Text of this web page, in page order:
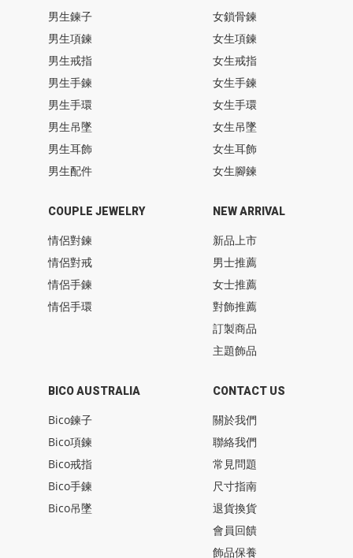
男生鍊子
男生項鍊
男生戒指
男生手鍊
男生手環
男生吊墜
男生耳飾
男生配件
女鎖骨鍊
女生項鍊
女生戒指
女生手鍊
女生手環
女生吊墜
女生耳飾
女生腳鍊
COUPLE JEWELRY
情侶對鍊
情侶對戒
情侶手鍊
情侶手環
BICO AUSTRALIA
Bico鍊子
Bico項鍊
Bico戒指
Bico手鍊
Bico吊墜
NEW ARRIVAL
新品上市
男士推薦
女士推薦
對飾推薦
訂製商品
主題飾品
CONTACT US
關於我們
聯絡我們
常見問題
尺寸指南
退貨換貨
會員回饋
飾品保養